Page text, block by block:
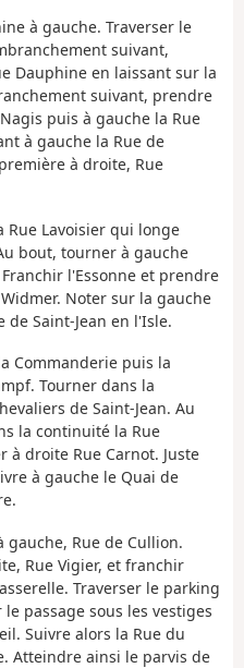
à gauche. Traverser le
suivant,
Dauphine en laissant sur la
suivant, prendre
puis à gauche la Rue
à gauche la Rue de
à droite, Rue
Lavoisier qui longe
bout, tourner à gauche
l'Essonne et prendre
Noter sur la gauche
de Saint-Jean en l'Isle.
Commanderie puis la
Tourner dans la
de Saint-Jean. Au
la continuité la Rue
à droite Rue Carnot. Juste
à gauche le Quai de
gauche, Rue de Cullion.
Rue Vigier, et franchir
Traverser le parking
passage sous les vestiges
Suivre alors la Rue du
Atteindre ainsi le parvis de